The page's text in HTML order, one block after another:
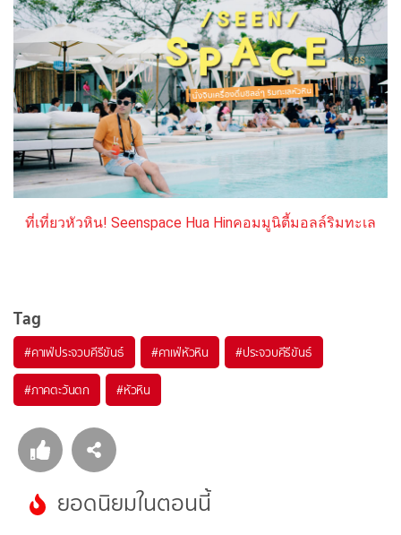
ที่เที่ยวหัวหิน! Seenspace Hua Hinคอมมูนิตี้มอลล์ริมทะเล
Tag
#คาเฟ่ประจวบคีรีขันธ์ #คาเฟ่หัวหิน #ประจวบคีรีขันธ์
#ภาคตะวันตก #หัวหิน
ยอดนิยมในตอนนี้